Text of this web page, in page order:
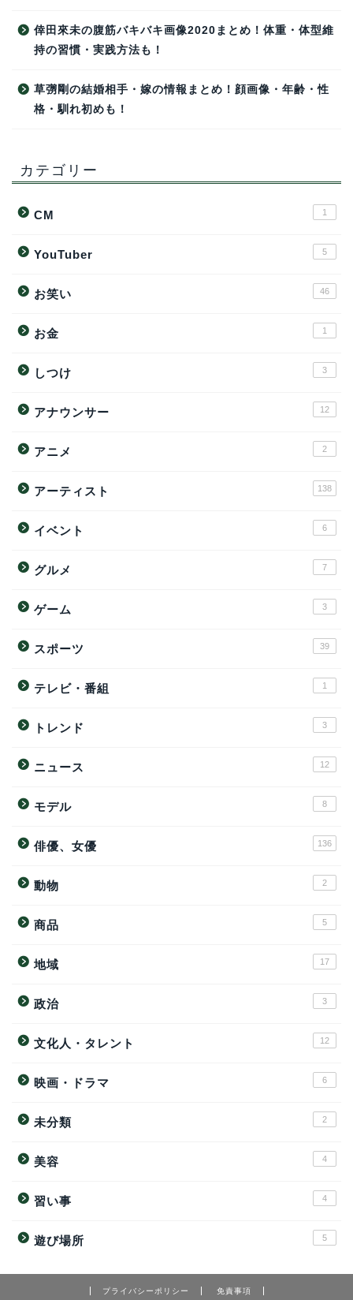
倖田來未の腹筋バキバキ画像2020まとめ！体重・体型維
持の習慣・実践方法も！
草彅剛の結婚相手・嫁の情報まとめ！顔画像・年齢・性
格・馴れ初めも！
カテゴリー
CM 1
YouTuber 5
お笑い 46
お金 1
しつけ 3
アナウンサー 12
アニメ 2
アーティスト 138
イベント 6
グルメ 7
ゲーム 3
スポーツ 39
テレビ・番組 1
トレンド 3
ニュース 12
モデル 8
俳優、女優 136
動物 2
商品 5
地域 17
政治 3
文化人・タレント 12
映画・ドラマ 6
未分類 2
美容 4
習い事 4
遊び場所 5
プライバシーポリシー 免責事項